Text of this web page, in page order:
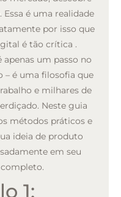
é uma realidade
por isso que
é tão crítica .
um passo no
– é uma filosofia que
e milhares de
Neste guia
métodos práticos e
ideia de produto
em seu
1: